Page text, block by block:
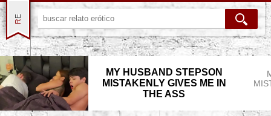
MY HUSBAND STEPSON
MISTAKENLY GIVES ME IN
THE ASS